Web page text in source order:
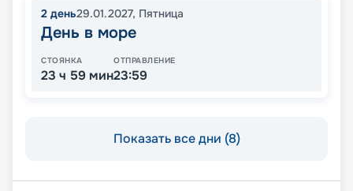
2 день29.01.2027, Пятница
День в море
СТОЯНКА
23 ч 59 мин
ОТПРАВЛЕНИЕ
23:59
Показать все дни (8)